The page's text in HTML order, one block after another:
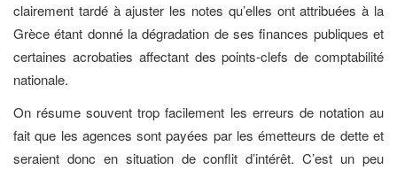
clairement tardé à ajuster les notes qu’elles ont attribuées à la
Grèce étant donné la dégradation de ses finances publiques et
certaines acrobaties affectant des points-clefs de comptabilité
nationale.
On résume souvent trop facilement les erreurs de notation au
fait que les agences sont payées par les émetteurs de dette et
seraient donc en situation de conflit d’intérêt. C’est un peu